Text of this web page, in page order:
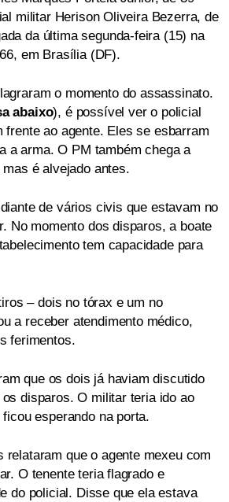
militar Herison Oliveira Bezerra, de
da última segunda-feira (15) na
em Brasília (DF).
o momento do assassinato.
abaixo), é possível ver o policial
frente ao agente. Eles se esbarram
a arma. O PM também chega a
é alvejado antes.
de vários civis que estavam no
No momento dos disparos, a boate
tem capacidade para
– dois no tórax e um no
a receber atendimento médico,
ferimentos.
que os dois já haviam discutido
disparos. O militar teria ido ao
esperando na porta.
relataram que o agente mexeu com
O tenente teria flagrado e
do policial. Disse que ela estava